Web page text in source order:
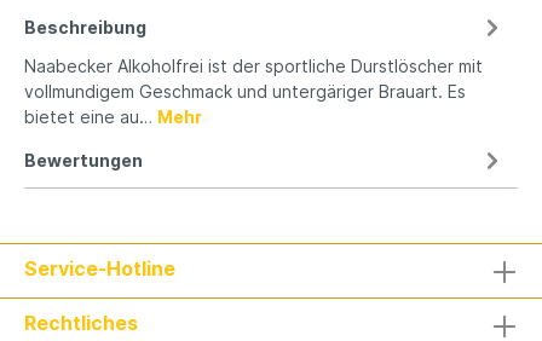
Beschreibung
Naabecker Alkoholfrei ist der sportliche Durstlöscher mit
vollmundigem Geschmack und untergäriger Brauart. Es
bietet eine au… Mehr
Bewertungen
Service-Hotline
Rechtliches